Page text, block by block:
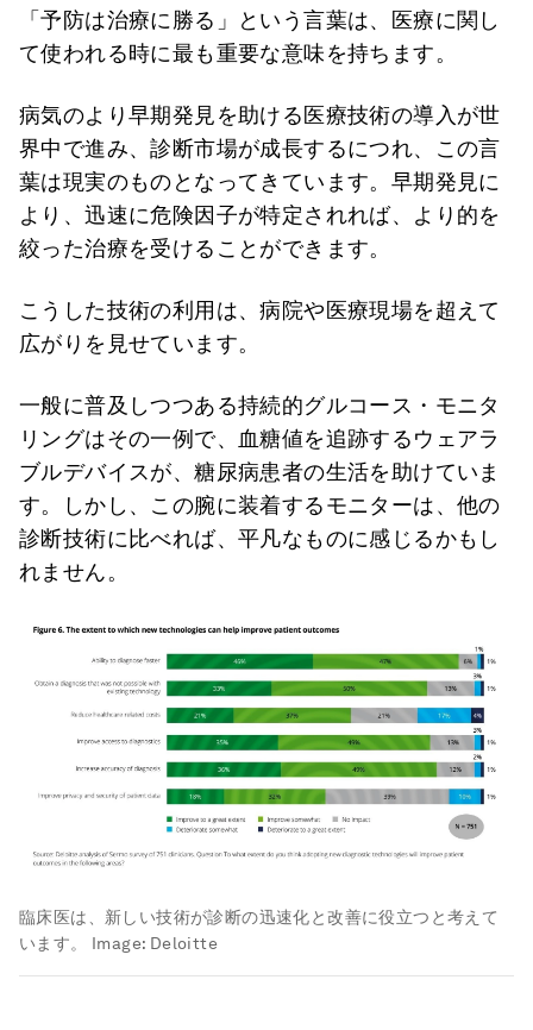
「予防は治療に勝る」という言葉は、医療に関し
て使われる時に最も重要な意味を持ちます。
病気のより早期発見を助ける医療技術の導入が世
界中で進み、診断市場が成長するにつれ、この言
葉は現実のものとなってきています。早期発見に
より、迅速に危険因子が特定されれば、より的を
絞った治療を受けることができます。
こうした技術の利用は、病院や医療現場を超えて
広がりを見せています。
一般に普及しつつある持続的グルコース・モニタ
リングはその一例で、血糖値を追跡するウェアラ
ブルデバイスが、糖尿病患者の生活を助けていま
す。しかし、この腕に装着するモニターは、他の
診断技術に比べれば、平凡なものに感じるかもし
れません。
臨床医は、新しい技術が診断の迅速化と改善に役立つと考えて
います。
Image: Deloitte